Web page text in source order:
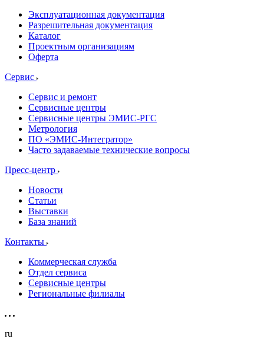
Эксплуатационная документация
Разрешительная документация
Каталог
Проектным организациям
Оферта
Сервис
Сервис и ремонт
Сервисные центры
Сервисные центры ЭМИС-РГС
Метрология
ПО «ЭМИС-Интегратор»
Часто задаваемые технические вопросы
Пресс-центр
Новости
Статьи
Выставки
База знаний
Контакты
Коммерческая служба
Отдел сервиса
Сервисные центры
Региональные филиалы
ru